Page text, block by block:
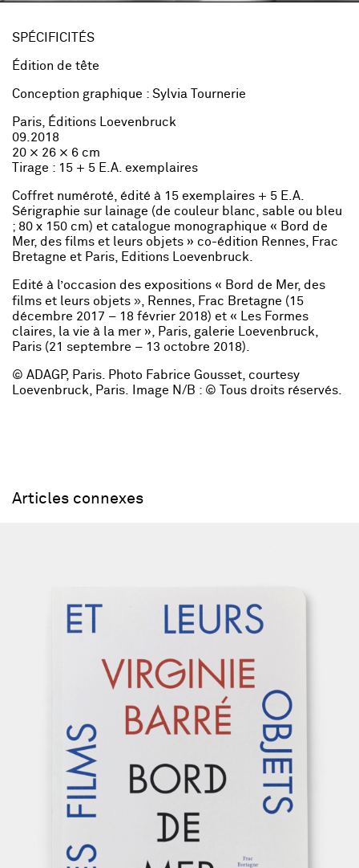
SPÉCIFICITÉS
Édition de tête
Conception graphique : Sylvia Tournerie
Paris, Éditions Loevenbruck
09.2018
20 × 26 × 6 cm
Tirage : 15 + 5 E.A. exemplaires
Coffret numéroté, édité à 15 exemplaires + 5 E.A.
Sérigraphie sur lainage (de couleur blanc, sable ou bleu
; 80 x 150 cm) et catalogue monographique « Bord de
Mer, des films et leurs objets » co-édition Rennes, Frac
Bretagne et Paris, Editions Loevenbruck.
Edité à l’occasion des expositions « Bord de Mer, des
films et leurs objets » , Rennes, Frac Bretagne (15
décembre 2017 – 18 février 2018) et « Les Formes
claires, la vie à la mer », Paris, galerie Loevenbruck,
Paris (21 septembre – 13 octobre 2018).
​​© ADAGP, Paris. Photo Fabrice Gousset, courtesy
Loevenbruck, Paris. Image N/B : © Tous droits réservés.
Articles connexes